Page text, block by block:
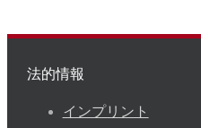
法的情報
インプリント